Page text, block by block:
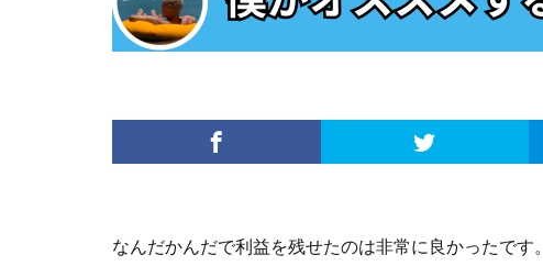
なんだかんだで利益を残せたのは非常に良かったです。